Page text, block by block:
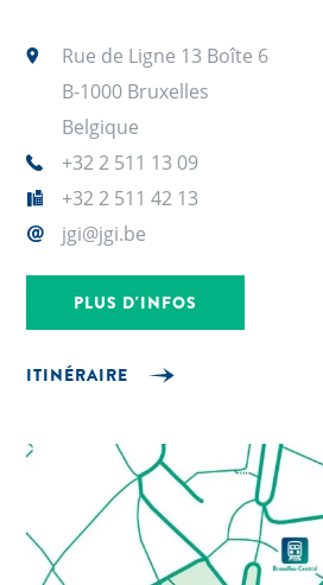
Rue de Ligne 13 Boîte 6
B-1000 Bruxelles
Belgique
+32 2 511 13 09
+32 2 511 42 13
jgi@jgi.be
PLUS D'INFOS
ITINÉRAIRE